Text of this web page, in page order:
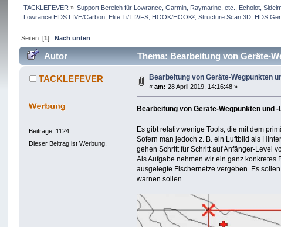
TACKLEFEVER » Support Bereich für Lowrance, Garmin, Raymarine, etc., Echolot,
Lowrance HDS LIVE/Carbon, Elite Ti/TI2/FS, HOOK/HOOK², Structure Scan 3D, HDS
Seiten: [1] Nach unten
Autor Thema: Bearbeitung von Geräte-
TACKLEFEVER
Beiträge: 1124
Dieser Beitrag ist Werbung.
Bearbeitung von Geräte-Wegpunkten
«am: 28 April 2019, 14:16:48 »
Bearbeitung von Geräte-Wegpunkten und
Es gibt relativ wenige Tools, die mit dem
Sofern man jedoch z. B. ein Luftbild als
gehen Schritt für Schritt auf Anfänger-Level
Als Aufgabe nehmen wir ein ganz
ausgelegte Fischernetze vergeben. Es
warnen sollen.